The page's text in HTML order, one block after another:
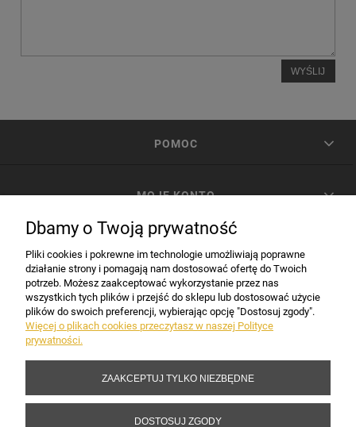
WYŚLIJ
POMOC
MOJE KONTO
INFORMACJE
Copyright 2017-2026 Sakramento.pl
Dbamy o Twoją prywatność
Pliki cookies i pokrewne im technologie umożliwiają poprawne
działanie strony i pomagają nam dostosować ofertę do Twoich
potrzeb. Możesz zaakceptować wykorzystanie przez nas
wszystkich tych plików i przejść do sklepu lub dostosować użycie
plików do swoich preferencji, wybierając opcję "Dostosuj zgody".
Więcej o plikach cookies przeczytasz w naszej Polityce
prywatności.
ZAAKCEPTUJ TYLKO NIEZBĘDNE
DOSTOSUJ ZGODY